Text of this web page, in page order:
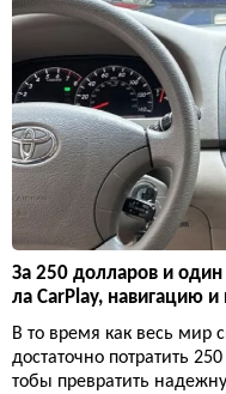
За 250 долларов и один
ла CarPlay, навигацию
В то время как весь мир
достаточно потратить
тобы превратить